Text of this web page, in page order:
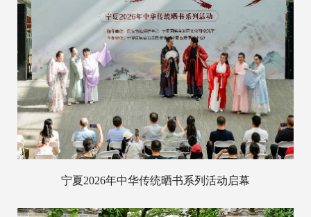
宁夏2026年中华传统晒书系列活动启幕